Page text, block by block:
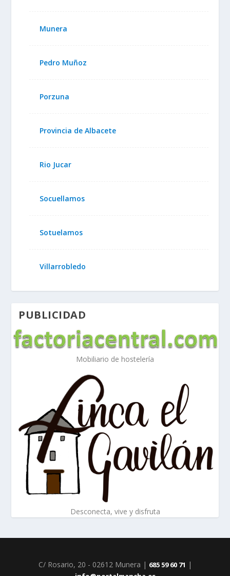
Munera
Pedro Muñoz
Porzuna
Provincia de Albacete
Rio Jucar
Socuellamos
Sotuelamos
Villarrobledo
PUBLICIDAD
Mobiliario de hostelería
Desconecta, vive y disfruta
C/ Rosario, 20 - 02612 Munera | 685 59 60 71 |